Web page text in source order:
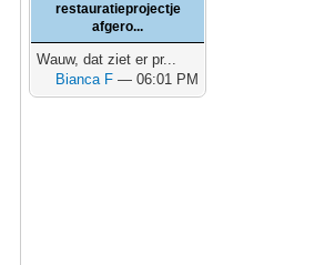
restauratieprojectje
afgero...
Wauw, dat ziet er pr...
Bianca F — 06:01 PM